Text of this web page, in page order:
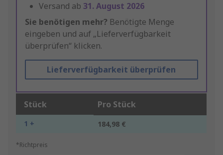
Versand ab 31. August 2026
Sie benötigen mehr? Benötigte Menge
eingeben und auf „Lieferverfügbarkeit
überprüfen“ klicken.
Lieferverfügbarkeit überprüfen
Stück Pro Stück
1 + 184,98 €
*Richtpreis